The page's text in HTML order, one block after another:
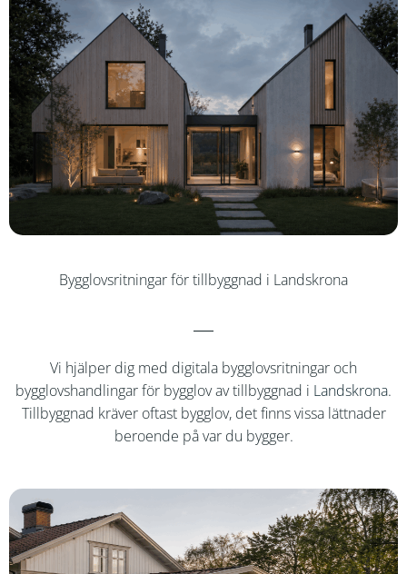
Bygglovsritningar för tillbyggnad i Landskrona
Vi hjälper dig med digitala bygglovsritningar och
bygglovshandlingar för bygglov av tillbyggnad i Landskrona.
Tillbyggnad kräver oftast bygglov, det finns vissa lättnader
beroende på var du bygger.